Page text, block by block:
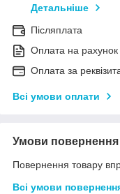
Детальніше
Післяплата
Оплата на рахунок
Оплата за
Всі умови оплати
Умови повернення
Повернення товару
Всі умови